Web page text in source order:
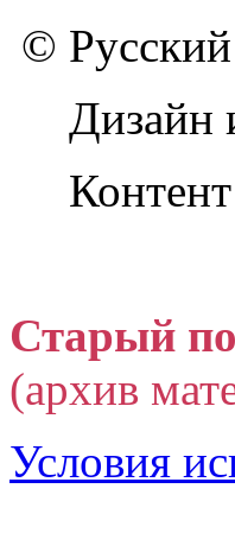
©
Дизайн
Контент
Старый
(архив
Условия